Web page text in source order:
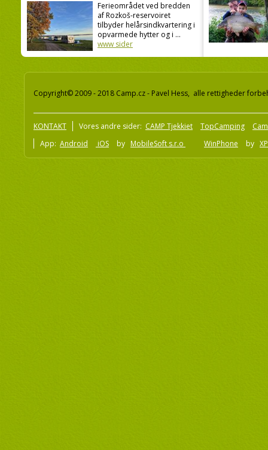
Ferieområdet ved bredden
af Rozkoš-reservoiret
tilbyder helårsindkvartering i
opvarmede hytter og i ...
www sider
Copyright© 2009 - 2018 Camp.cz - Pavel Hess, alle rettigheder
KONTAKT Vores andre sider: CAMP Tjekkiet TopCamping
App: Android iOS by MobileSoft s.r.o WinPhone by